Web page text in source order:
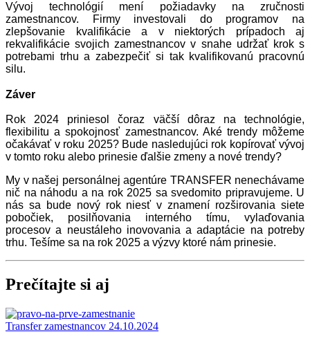
Vývoj technológií mení požiadavky na zručnosti
zamestnancov. Firmy investovali do programov na
zlepšovanie kvalifikácie a v niektorých prípadoch aj
rekvalifikácie svojich zamestnancov v snahe udržať krok s
potrebami trhu a zabezpečiť si tak kvalifikovanú pracovnú
silu.
Záver
Rok 2024 priniesol čoraz väčší dôraz na technológie,
flexibilitu a spokojnosť zamestnancov. Aké trendy môžeme
očakávať v roku 2025? Bude nasledujúci rok kopírovať vývoj
v tomto roku alebo prinesie ďalšie zmeny a nové trendy?
My v našej personálnej agentúre TRANSFER nenechávame
nič na náhodu a na rok 2025 sa svedomito pripravujeme. U
nás sa bude nový rok niesť v znamení rozširovania siete
pobočiek, posilňovania interného tímu, vylaďovania
procesov a neustáleho inovovania a adaptácie na potreby
trhu. Tešíme sa na rok 2025 a výzvy ktoré nám prinesie.
Prečítajte si aj
Transfer zamestnancov 24.10.2024